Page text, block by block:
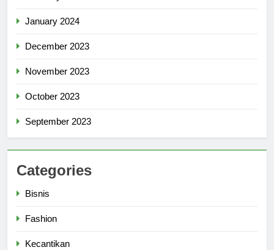
January 2024
December 2023
November 2023
October 2023
September 2023
Categories
Bisnis
Fashion
Kecantikan